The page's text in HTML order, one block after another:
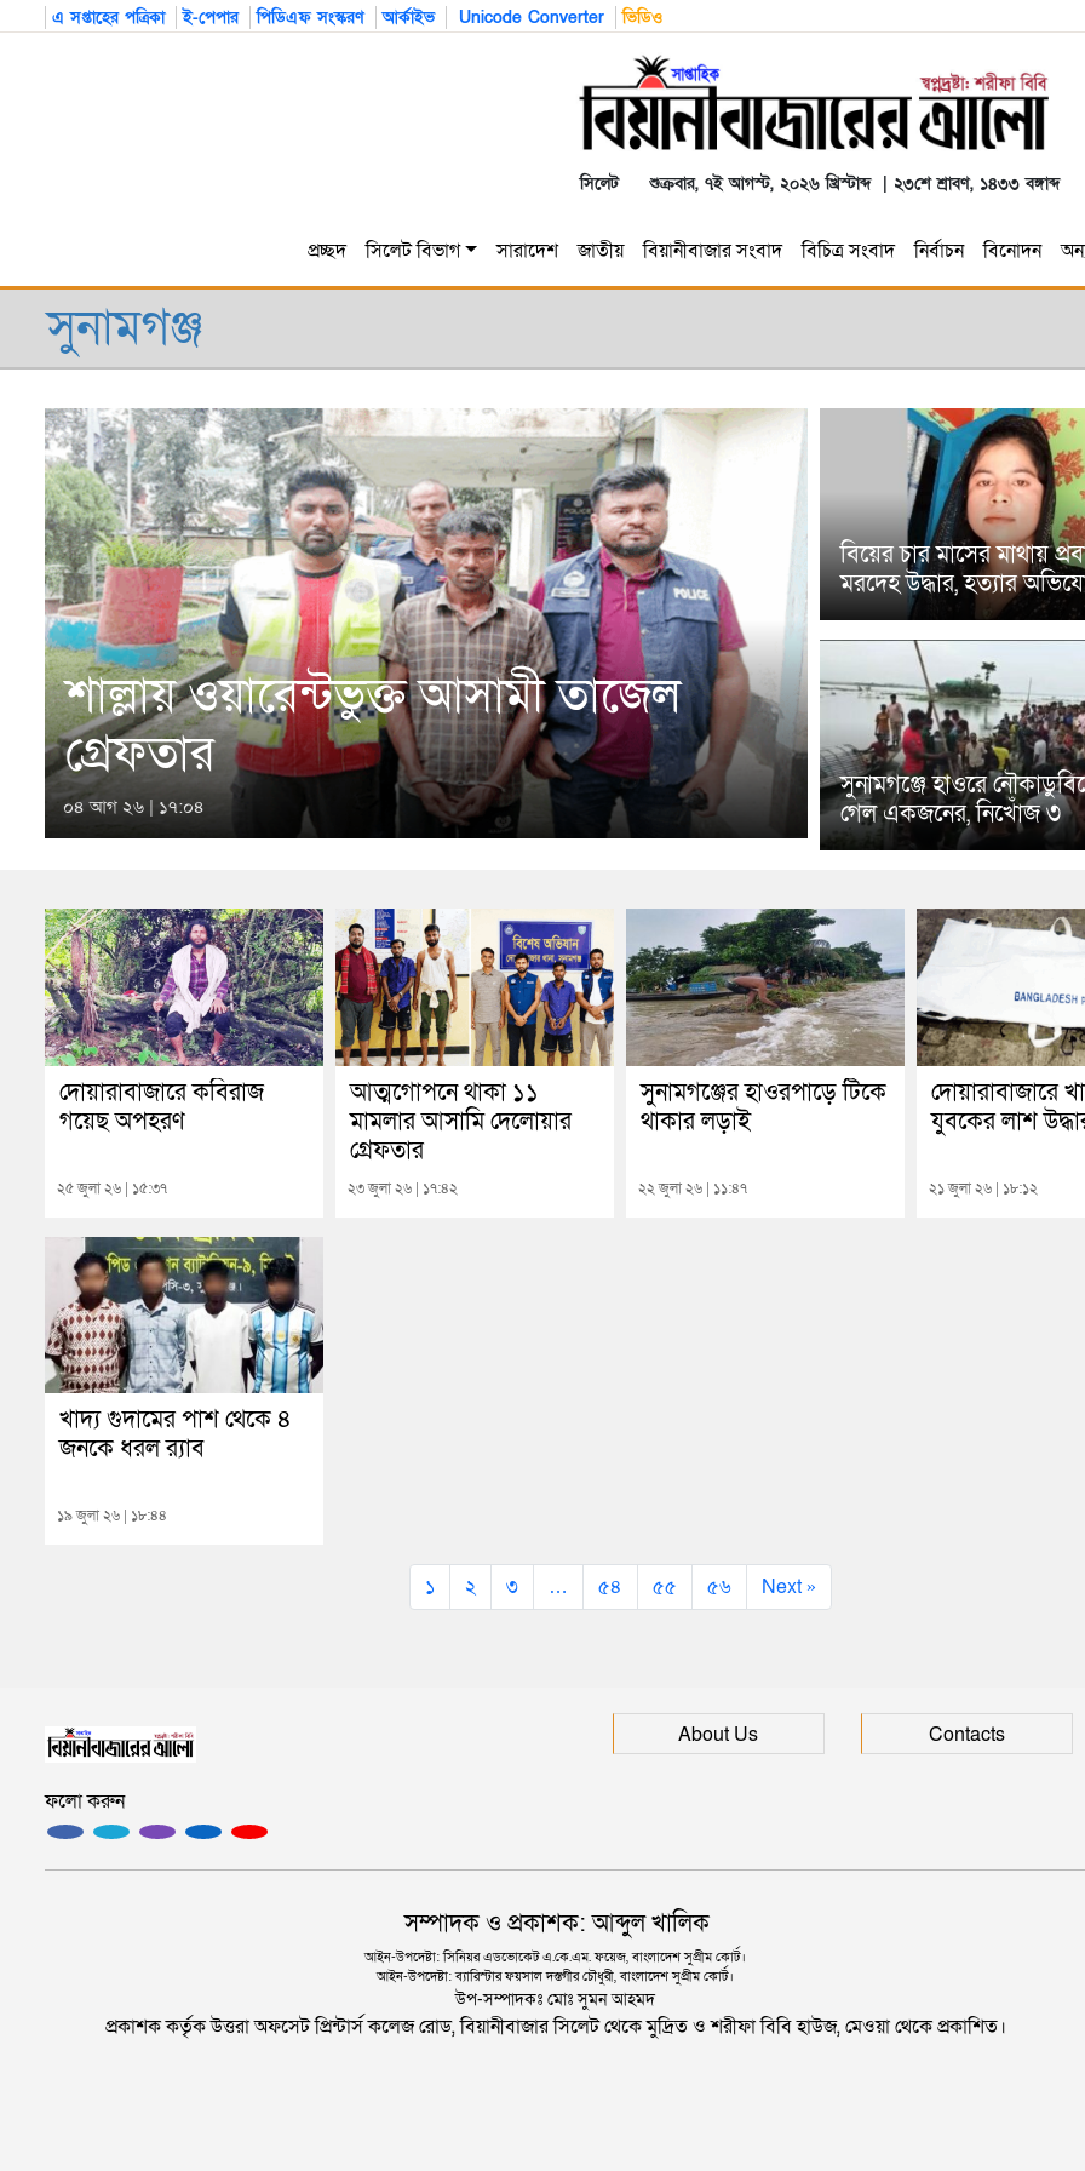
এ সপ্তাহের পত্রিকা ই-পেপার পিডিএফ সংস্করণ আর্কাইভ Unicode Converter ভিডিও
সিলেট শুক্রবার, ৭ই আগস্ট, ২০২৬ খ্রিস্টাব্দ | ২৩শে শ্রাবণ, ১৪৩৩ বঙ্গাব্দ
প্রচ্ছদ সিলেট বিভাগ সারাদেশ জাতীয় বিয়ানীবাজার সংবাদ বিচিত্র সংবাদ নির্বাচন বিনোদন
সুনামগঞ্জ
শাল্লায় ওয়ারেন্টভুক্ত আসামী তাজেল
গ্রেফতার
০৪ আগ ২৬ | ১৭:০৪
বিয়ের চার মাসের মাথায়
মরদেহ উদ্ধার, হত্যার
সুনামগঞ্জে হাওরে
গেল একজনের, নিখোঁজ ৩
দোয়ারাবাজারে কবিরাজ
গয়েছ অপহরণ
২৫ জুলা ২৬ | ১৫:৩৭
আত্মগোপনে থাকা ১১
মামলার আসামি দেলোয়ার
গ্রেফতার
২৩ জুলা ২৬ | ১৭:৪২
সুনামগঞ্জের হাওরপাড়ে টিকে
থাকার লড়াই
২২ জুলা ২৬ | ১১:৪৭
দোয়ারাবাজারে
যুবকের লাশ
২১ জুলা ২৬ | ১৮:১২
খাদ্য গুদামের পাশ থেকে ৪
জনকে ধরল র‌্যাব
১৯ জুলা ২৬ | ১৮:৪৪
১ ২ ৩ … ৫৪ ৫৫ ৫৬ Next »
ফলো করুন
About Us Contacts
সম্পাদক ও প্রকাশক: আব্দুল খালিক
আইন-উপদেষ্টা: সিনিয়র এডভোকেট এ.কে.এম. ফয়েজ, বাংলাদেশ সুপ্রীম কোর্ট।
আইন-উপদেষ্টা: ব্যারিস্টার ফয়সাল দস্তগীর চৌধুরী, বাংলাদেশ সুপ্রীম কোর্ট।
উপ-সম্পাদকঃ মোঃ সুমন আহমদ
প্রকাশক কর্তৃক উত্তরা অফসেট প্রিন্টার্স কলেজ রোড, বিয়ানীবাজার সিলেট থেকে মুদ্রিত ও শরীফা বিবি হাউজ, মেওয়া থেকে প্রকাশিত।